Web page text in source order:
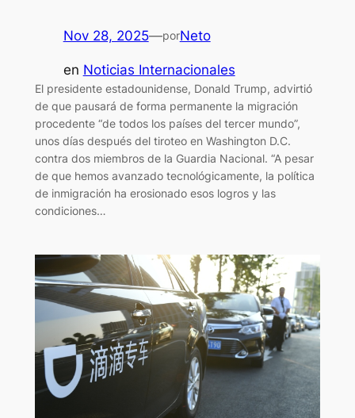
Nov 28, 2025—porNeto
en Noticias Internacionales
El presidente estadounidense, Donald Trump, advirtió
de que pausará de forma permanente la migración
procedente “de todos los países del tercer mundo”,
unos días después del tiroteo en Washington D.C.
contra dos miembros de la Guardia Nacional. “A pesar
de que hemos avanzado tecnológicamente, la política
de inmigración ha erosionado esos logros y las
condiciones…